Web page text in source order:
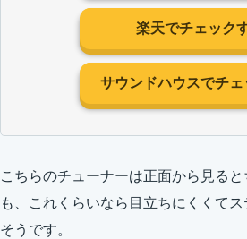
楽天でチェック
サウンドハウスでチェ
こちらのチューナーは正面から見る
も、これくらいなら目立ちにくくて
そうです。